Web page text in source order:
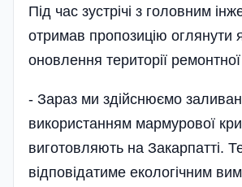
Під час зустрічі з головним
отримав пропозицію оглянути
оновлення території
- Зараз ми здійснюємо
використанням мармурової
виготовляють на Закарпатті.
відповідатиме екологічним